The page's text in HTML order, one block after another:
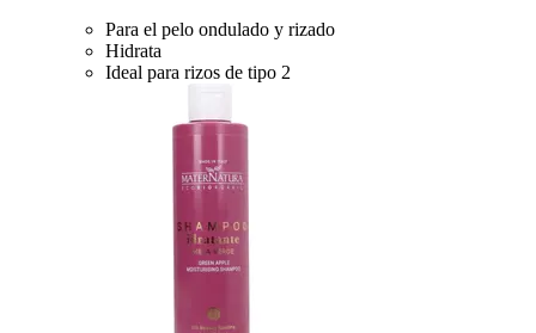
Para el pelo ondulado y rizado
Hidrata
Ideal para rizos de tipo 2